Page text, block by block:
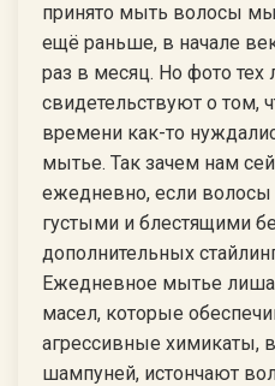
принято мыть волосы
ещё раньше, в начале
раз в месяц. Но фото тех
свидетельствуют о том,
времени как-то
мытье. Так зачем нам
ежедневно, если
густыми и блестящими
дополнительных
Ежедневное мытье
масел, которые
агрессивные химикаты,
шампуней, истончают